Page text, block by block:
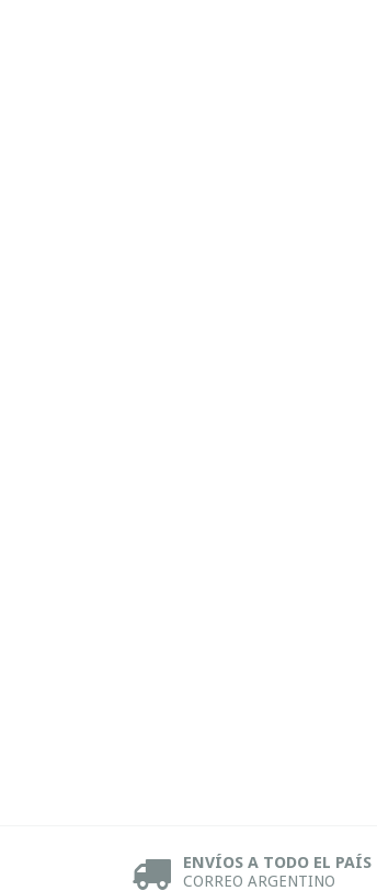
ENVÍOS A TODO EL PAÍS
CORREO ARGENTINO